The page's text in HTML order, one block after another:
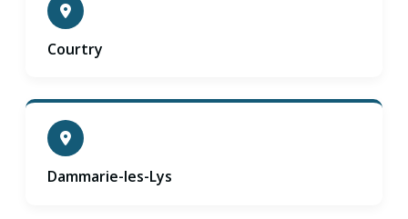
Courtry
Dammarie-les-Lys